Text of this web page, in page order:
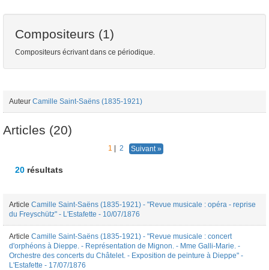
Compositeurs (1)
Compositeurs écrivant dans ce périodique.
Auteur Camille Saint-Saëns (1835-1921)
Articles (20)
1 2 Suivant »
20 résultats
Article Camille Saint-Saëns (1835-1921) - "Revue musicale : opéra - reprise
du Freyschütz" - L'Estafette - 10/07/1876
Article Camille Saint-Saëns (1835-1921) - "Revue musicale : concert
d'orphéons à Dieppe. - Représentation de Mignon. - Mme Galli-Marie. -
Orchestre des concerts du Châtelet. - Exposition de peinture à Dieppe" -
L'Estafette - 17/07/1876